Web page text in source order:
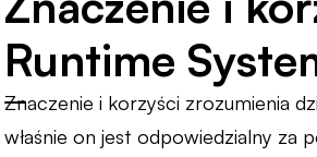
Runtime
Znaczenie i korzyści zrozumienia
właśnie on jest odpowiedzialny za